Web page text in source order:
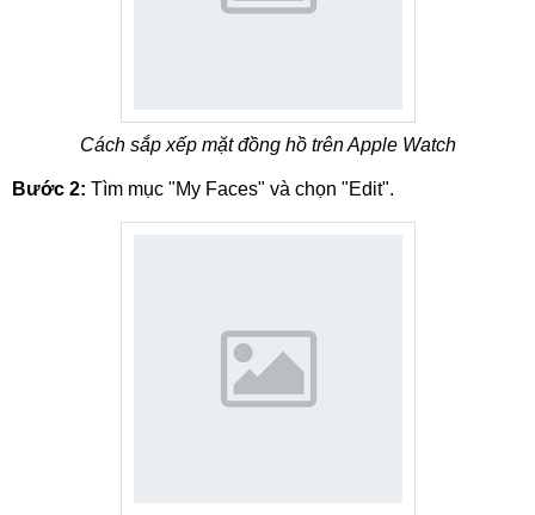
Cách sắp xếp mặt đồng hồ trên Apple Watch
Bước 2: Tìm mục "My Faces" và chọn "Edit".